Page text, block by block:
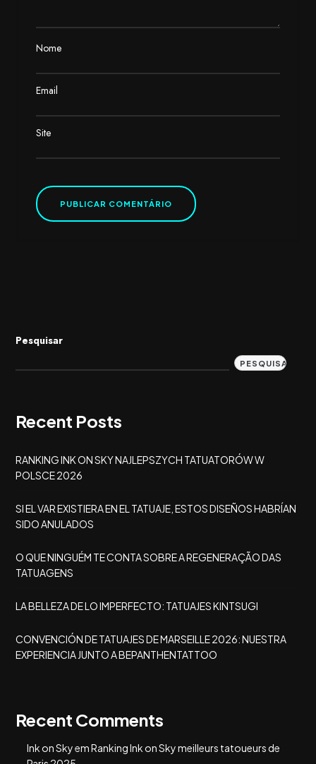
Nome
Email
Site
Pesquisar
PESQUISAR
Recent Posts
RANKING INK ON SKY NAJLEPSZYCH TATUATORÓW W
POLSCE 2026
SI EL VAR EXISTIERA EN EL TATUAJE, ESTOS DISEÑOS HABRÍAN
SIDO ANULADOS
O QUE NINGUÉM TE CONTA SOBRE A REGENERAÇÃO DAS
TATUAGENS
LA BELLEZA DE LO IMPERFECTO: TATUAJES KINTSUGI
CONVENCIÓN DE TATUAJES DE MARSEILLE 2026: NUESTRA
EXPERIENCIA JUNTO A BEPANTHENTATTOO
Recent Comments
Ink on SkyemRanking Ink on Sky meilleurs tatoueurs de